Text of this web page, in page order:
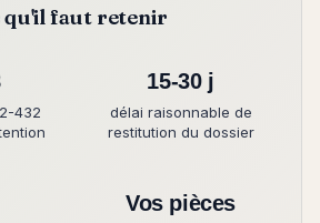
qu'il faut retenir
432
15-30 j
délai raisonnable de
restitution du dossier
Vos pièces